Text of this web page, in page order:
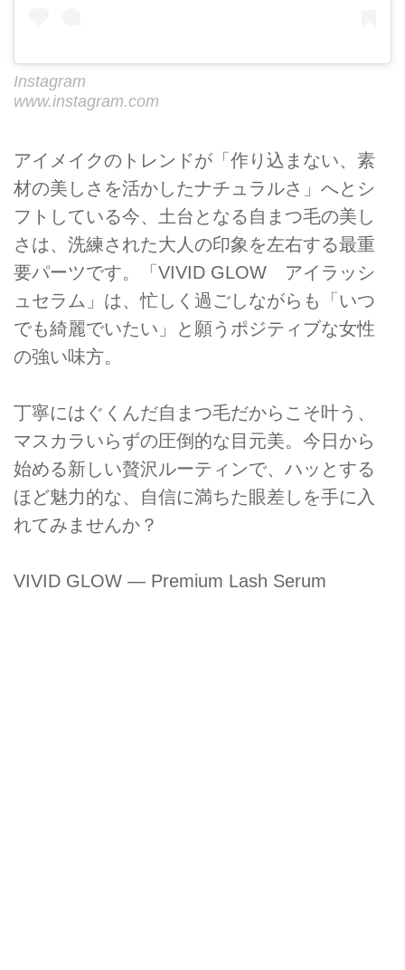
Instagram
www.instagram.com
アイメイクのトレンドが「作り込まない、素
材の美しさを活かしたナチュラルさ」へとシ
フトしている今、土台となる自まつ毛の美し
さは、洗練された大人の印象を左右する最重
要パーツです。「VIVID GLOW アイラッシ
ュセラム」は、忙しく過ごしながらも「いつ
でも綺麗でいたい」と願うポジティブな女性
の強い味方。
丁寧にはぐくんだ自まつ毛だからこそ叶う、
マスカラいらずの圧倒的な目元美。今日から
始める新しい贅沢ルーティンで、ハッとする
ほど魅力的な、自信に満ちた眼差しを手に入
れてみませんか？
VIVID GLOW — Premium Lash Serum